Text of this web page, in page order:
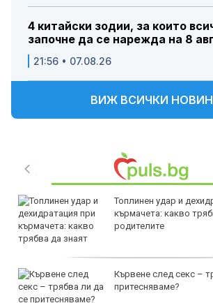
4 китайски зодии, за които
започне да се нарежда на 8
21:56 • 07.08.26
ВИЖ ВСИЧКИ
Топлинен удар и
кърмачета: какво
родителите
Кървене след секс –
притесняваме?